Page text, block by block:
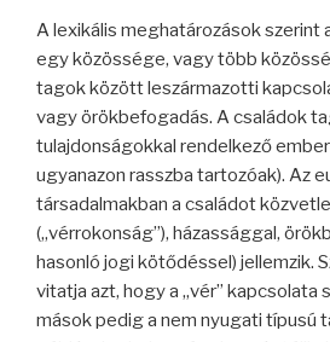
A lexikális meghatározások szerint
egy közössége, vagy több
tagok között leszármazotti
vagy örökbefogadás. A családok
tulajdonságokkal rendelkező
ugyanazon rasszba tartozóak). Az
társadalmakban a családot
(„vérrokonság”), házassággal,
hasonló jogi kötődéssel) jellemzik.
vitatja azt, hogy a „vér” kapcsolata
mások pedig a nem nyugati típusú